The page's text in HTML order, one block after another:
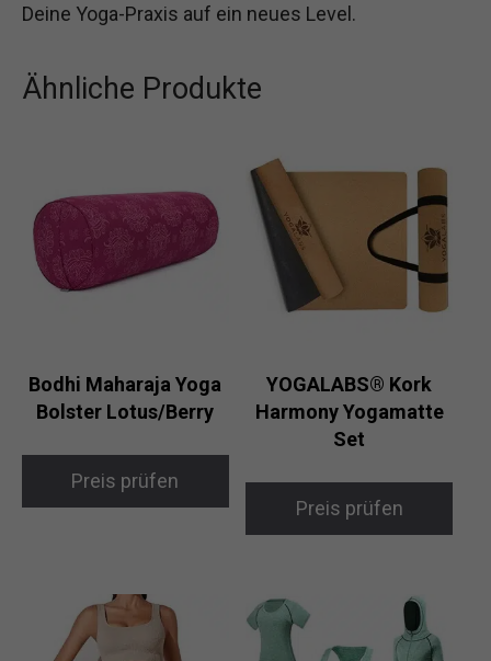
Deine Yoga-Praxis auf ein neues Level.
Ähnliche Produkte
Bodhi Maharaja Yoga
Bolster Lotus/Berry
Preis prüfen
YOGALABS® Kork
Harmony Yogamatte
Set
Preis prüfen